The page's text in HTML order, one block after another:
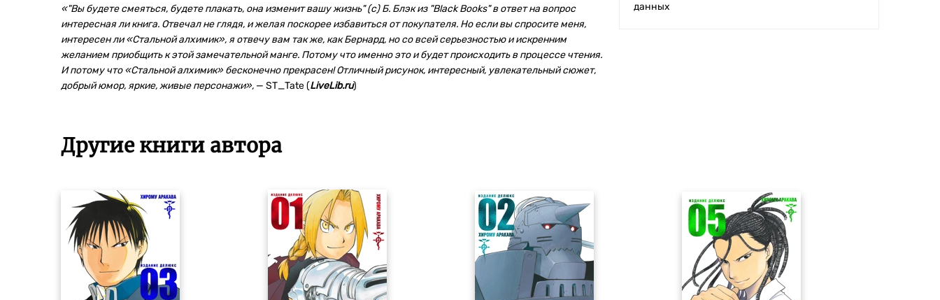
«"Вы будете смеяться, будете плакать, она изменит вашу жизнь" (с) Б. Блэк из "Black Books" в ответ на вопрос
интересная ли книга. Отвечал не глядя, и желая поскорее избавиться от покупателя. Но если вы спросите меня,
интересен ли «Стальной алхимик», я отвечу вам так же, как Бернард, но со всей серьезностью и искренним
желанием приобщить к этой замечательной манге. Потому что именно это и будет происходить в процессе чтения.
И потому что «Стальной алхимик» бесконечно прекрасен! Отличный рисунок, интересный, увлекательный сюжет,
добрый юмор, яркие, живые персонажи», — ST_Tate (LiveLib.ru)
данных
Другие книги автора